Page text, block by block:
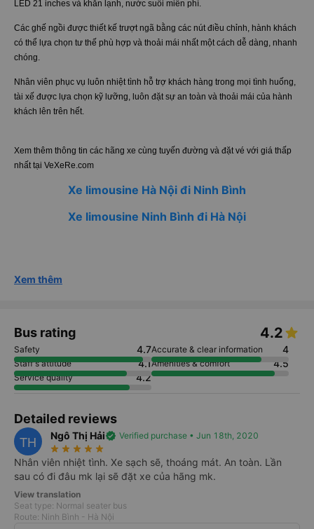
LED 21 inches và khăn lạnh, nước suối miễn phí.
Các ghế ngồi được thiết kế trượt ngã bằng các nút điều chỉnh, hành khách
có thể lựa chọn tư thế phù hợp và thoải mái nhất một cách dễ dàng, nhanh
chóng.
Nhân viên phục vụ luôn nhiệt tình hỗ trợ khách hàng trong mọi tình huống,
tài xế được lựa chọn kỹ lưỡng, luôn đặt sự an toàn và thoải mái của hành
khách lên trên hết.
Xem thêm thông tin các hãng xe cùng tuyến đường và đặt vé với giá thấp
nhất tại VeXeRe.com
Xe limousine Hà Nội đi Ninh Bình
Xe limousine Ninh Bình đi Hà Nội
Xem thêm
Bus rating 4.2
Safety 4.7Accurate & clear information 4
Staff's attitude 4.1Amenities & comfort 4.5
Service quality 4.2
Detailed reviews
TH Ngô Thị Hảiverified Verified purchase • Jun 18th, 2020
star_rate star_rate star_rate star_rate star_rate
Nhân viên nhiệt tình. Xe sạch sẽ, thoáng mát. An toàn. Lần
sau có đi đâu mk lại sẽ đặt xe của hãng mk.
View translation
Seat type: Normal seater bus
Route: Ninh Bình - Hà Nội